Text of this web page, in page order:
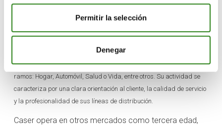
Permitir la selección
Denegar
Sobre Caser
experiencia, que tiene hoy el mismo propósito que cuando empezó:
ofrecer un producto de valor y un excelente servicio. La compañía
aseguradora cuenta con una amplia oferta de soluciones en todos los
ramos: Hogar, Automóvil, Salud o Vida, entre otros. Su actividad se
caracteriza por una clara orientación al cliente, la calidad de servicio
y la profesionalidad de sus líneas de distribución.
Caser opera en otros mercados como tercera edad,